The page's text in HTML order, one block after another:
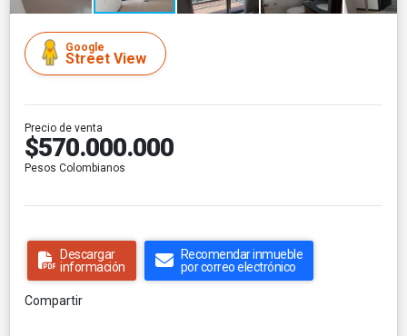
Google
Street View
Precio de venta
$570.000.000
Pesos Colombianos
Descargar
información
Recomendar inmueble
por correo electrónico
Compartir